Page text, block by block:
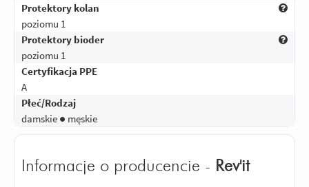
Protektory kolan
poziomu 1
Protektory bioder
poziomu 1
Certyfikacja PPE
A
Płeć/Rodzaj
damskie ● męskie
Informacje o producencie - Rev'it